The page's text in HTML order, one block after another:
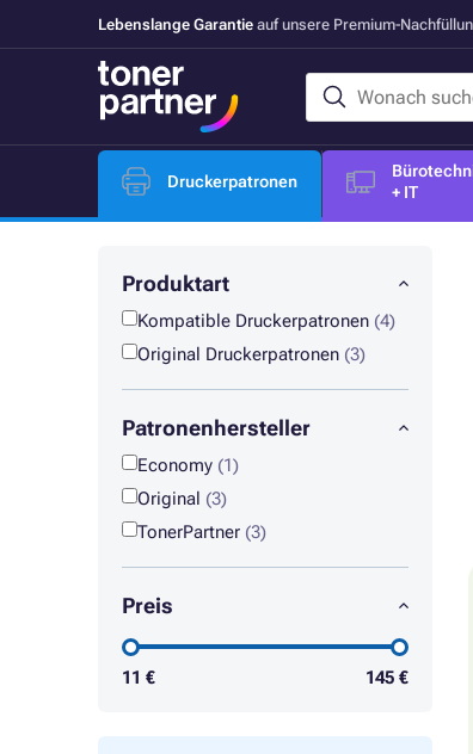
Lebenslange Garantie auf unsere Premium-
Druckerpatronen
+ IT
Produktart
Kompatible Druckerpatronen (4)
Original Druckerpatronen (3)
Patronenhersteller
Economy (1)
Original (3)
TonerPartner (3)
Preis
11 € 145 €